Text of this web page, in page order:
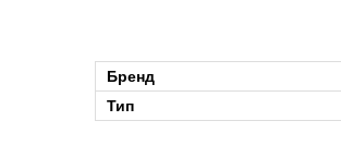
Бренд
Тип